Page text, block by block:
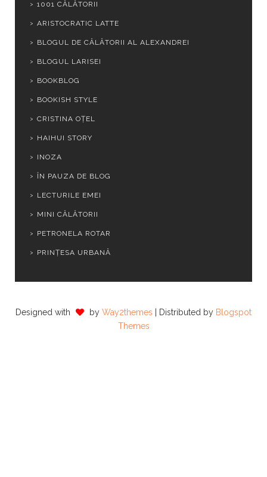
1001 CĂLĂTORII
ARISTOCRATIC LATTE
BLOGUL DE CĂLĂTORII AL ALEXANDREI
BLOGUL LARISEI
BOOKBLOG
BOOKISH STYLE
CRISTINA OȚEL
HAIHUI STORY
INOZA
ÎN PAUZA DE BLOG
LECTURILE EMEI
MINI CĂLĂTORII
PETRONELA ROTAR
PRINȚESA URBANĂ
Designed with by Way2themes | Distributed by Blogspot
Themes